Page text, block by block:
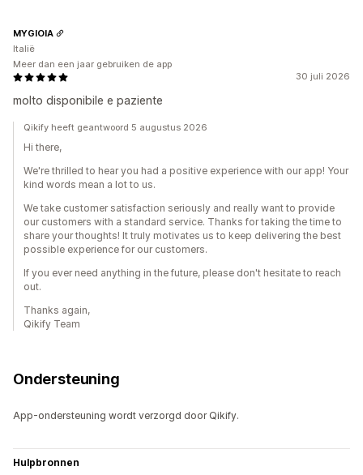
30 juli 2026
molto disponibile e paziente
MYGIOIA
Italië
Meer dan een jaar gebruiken de app
Qikify heeft geantwoord 5 augustus 2026
Hi there,
We're thrilled to hear you had a positive experience with our app! Your
kind words mean a lot to us.
We take customer satisfaction seriously and really want to provide
our customers with a standard service. Thanks for taking the time to
share your thoughts! It truly motivates us to keep delivering the best
possible experience for our customers.
If you ever need anything in the future, please don't hesitate to reach
out.
Thanks again,
Qikify Team
Ondersteuning
App-ondersteuning wordt verzorgd door Qikify.
Hulpbronnen